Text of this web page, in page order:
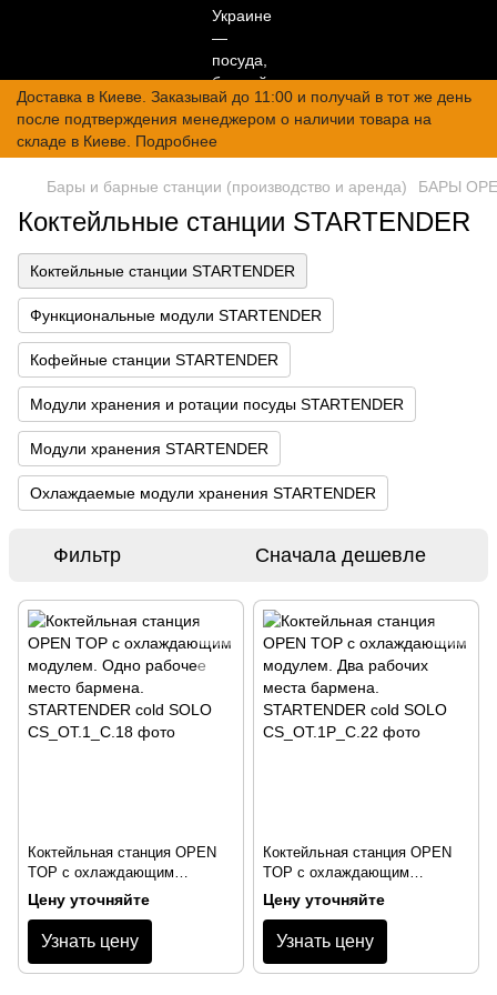
Доставка в Киеве. Заказывай до 11:00 и получай в тот же день
после подтверждения менеджером о наличии товара на
складе в Киеве. Подробнее
Бары и барные станции (производство и аренда) БАРЫ
Коктейльные станции STARTENDER
Коктейльные станции STARTENDER
Функциональные модули STARTENDER
Кофейные станции STARTENDER
Модули хранения и ротации посуды STARTENDER
Модули хранения STARTENDER
Охлаждаемые модули хранения STARTENDER
Фильтр Сначала дешевле
Коктейльная станция OPEN
TOP с охлаждающим
модулем. Одно рабочее
место бармена. STARTENDER
cold SOLO
Цену уточняйте
Узнать цену
Коктейльная станция OPEN
TOP с охлаждающим
модулем. Два рабочих места
бармена. STARTENDER cold
SOLO
Цену уточняйте
Узнать цену